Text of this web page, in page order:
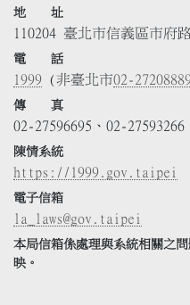
地 址
110204 臺北市信義區市府
電 話
1999 (非臺北市02-
傳 真
02-27596695、02-27593266
陳情系統
https://1999.gov.taipei
電子信箱
la_laws@gov.taipei
本局信箱係處理與系統相關之
映。